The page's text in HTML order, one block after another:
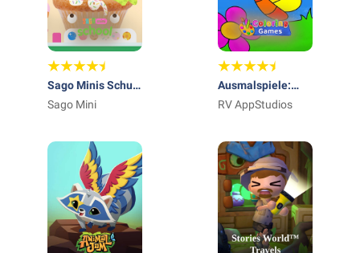
Sago Minis Schule
(2-5 Jahre)
Sago Mini
Ausmalspiele:
Malbuch, Malen
RV AppStudios